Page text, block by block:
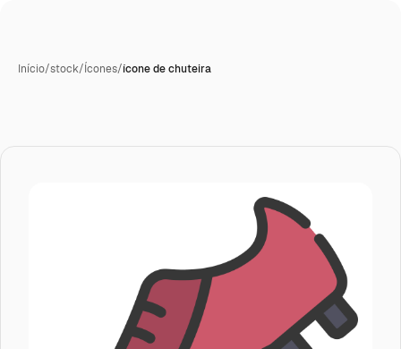
Início/stock/Ícones/ícone de chuteira